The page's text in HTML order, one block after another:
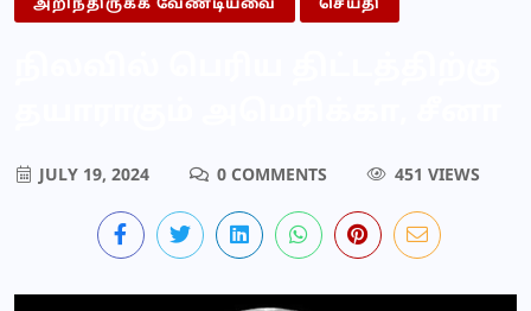
அறிந்திருக்க வேண்டியவை செய்தி
JULY 19, 2024 0 COMMENTS 451 VIEWS